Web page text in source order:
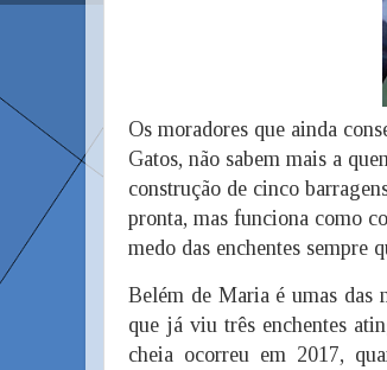
Os moradores que ainda
Gatos, não sabem mais a
construção de cinco
pronta, mas funciona como
medo das enchentes sempre
Belém de Maria é umas das
que já viu três enchentes
cheia ocorreu em 2017,